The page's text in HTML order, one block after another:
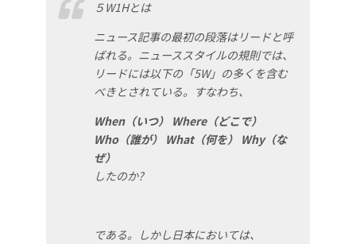
５W1Hとは
ニュース記事の最初の段落はリードと呼
ばれる。ニューススタイルの規則では、
リードには以下の「5W」の多くを含む
べきとされている。すなわち、
When（いつ） Where（どこで）
Who（誰が） What（何を） Why（な
ぜ）
したのか?
である。しかし日本においては、